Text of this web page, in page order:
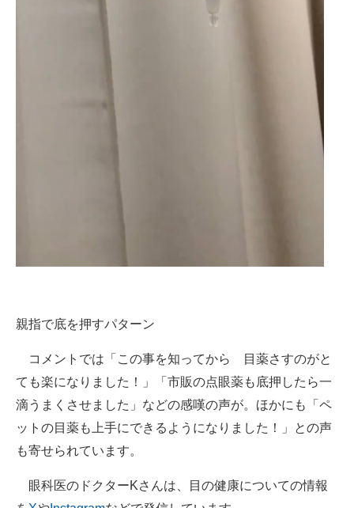
親指で底を押すパターン
コメントでは「この事を知ってから 目薬さすのがと
ても楽になりました！」「市販の点眼薬も底押したら一
滴うまくさせました」などの感嘆の声が。ほかにも「ペ
ットの目薬も上手にできるようになりました！」との声
も寄せられています。
眼科医のドクターKさんは、目の健康についての情報